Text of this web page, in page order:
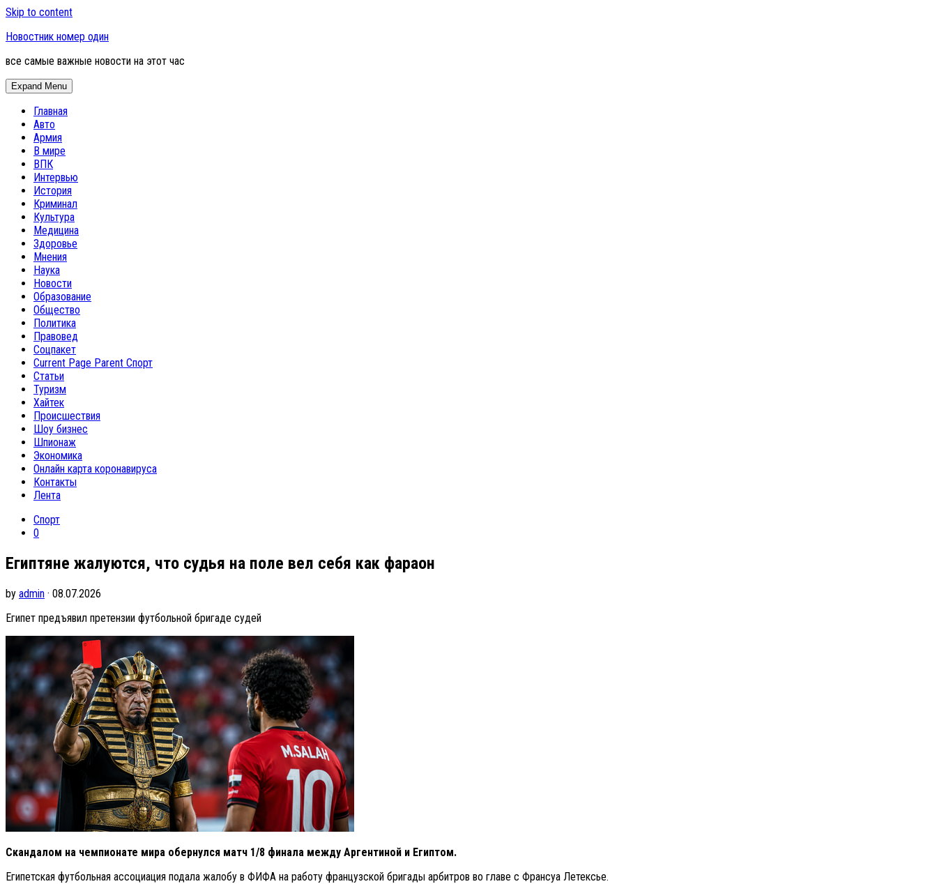
Skip to content
Новостник номер один
все самые важные новости на этот час
Expand Menu
Главная
Авто
Армия
В мире
ВПК
Интервью
История
Криминал
Культура
Медицина
Здоровье
Мнения
Наука
Новости
Образование
Общество
Политика
Правовед
Соцпакет
Current Page Parent Спорт
Статьи
Туризм
Хайтек
Происшествия
Шоу бизнес
Шпионаж
Экономика
Онлайн карта коронавируса
Контакты
Лента
Спорт
0
Египтяне жалуются, что судья на поле вел себя как фараон
by admin · 08.07.2026
Египет предъявил претензии футбольной бригаде судей
Скандалом на чемпионате мира обернулся матч 1/8 финала между Аргентиной и Египтом.
Египетская футбольная ассоциация подала жалобу в ФИФА на работу французской бригады арбитров во главе с Франсуа Летексье.